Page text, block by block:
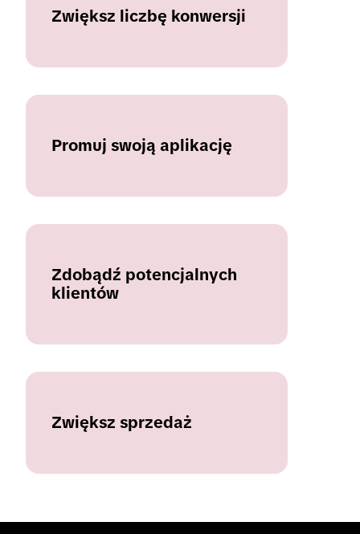
Zwiększ liczbę konwersji
Promuj swoją aplikację
Zdobądź potencjalnych
klientów
Zwiększ sprzedaż